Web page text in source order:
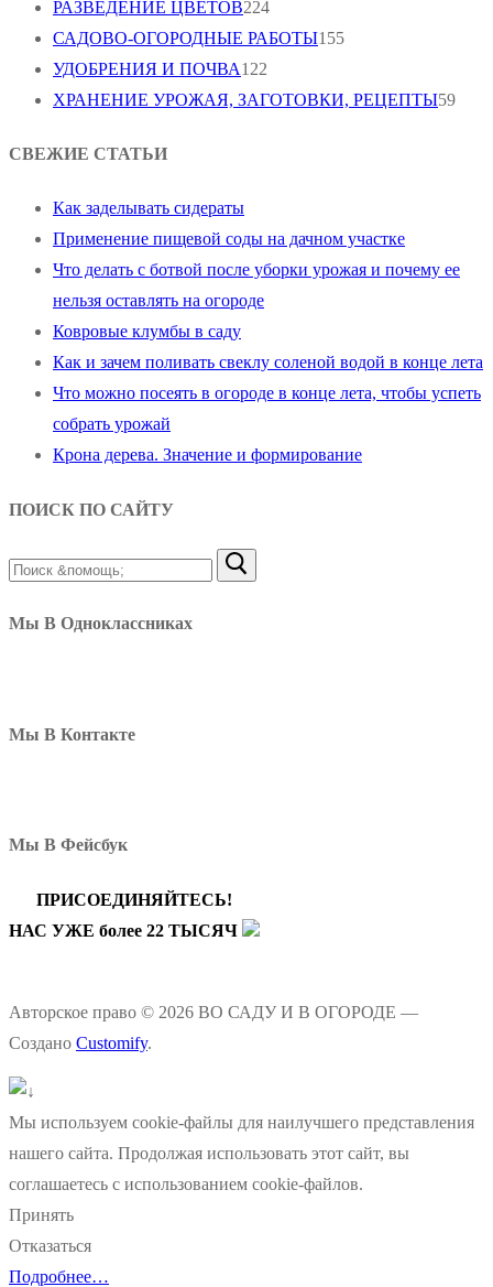
РАЗВЕДЕНИЕ ЦВЕТОВ224
САДОВО-ОГОРОДНЫЕ РАБОТЫ155
УДОБРЕНИЯ И ПОЧВА122
ХРАНЕНИЕ УРОЖАЯ, ЗАГОТОВКИ, РЕЦЕПТЫ59
СВЕЖИЕ СТАТЬИ
Как заделывать сидераты
Применение пищевой соды на дачном участке
Что делать с ботвой после уборки урожая и почему ее
нельзя оставлять на огороде
Ковровые клумбы в саду
Как и зачем поливать свеклу соленой водой в конце лета
Что можно посеять в огороде в конце лета, чтобы успеть
собрать урожай
Крона дерева. Значение и формирование
ПОИСК ПО САЙТУ
Найти:
Мы В Одноклассниках
Мы В Контакте
Мы В Фейсбук
ПРИСОЕДИНЯЙТЕСЬ!
НАС УЖЕ более 22 ТЫСЯЧ
Авторское право © 2026 ВО САДУ И В ОГОРОДЕ —
Создано Customify.
Мы используем cookie-файлы для наилучшего представления
нашего сайта. Продолжая использовать этот сайт, вы
соглашаетесь с использованием cookie-файлов.
Принять
Отказаться
Подробнее…